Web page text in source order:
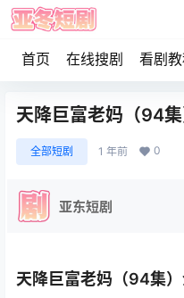
首页 在线搜剧 看剧
天降巨富老妈（94集
全部短剧 1 年前 0
亚东短剧
天降巨富老妈（94集